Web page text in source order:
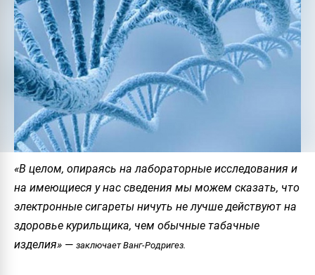
«В целом, опираясь на лабораторные исследования и
на имеющиеся у нас сведения мы можем сказать, что
электронные сигареты ничуть не лучше действуют на
здоровье курильщика, чем обычные табачные
изделия» — заключает Ванг-Родригез.